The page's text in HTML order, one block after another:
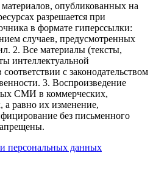
опубликованных на
разрешается при
в формате гиперссылки:
случаев, предусмотренных
2. Все материалы (тексты,
интеллектуальной
с законодательством
3. Воспроизведение
СМИ в коммерческих,
равно их изменение,
без письменного
персональных данных